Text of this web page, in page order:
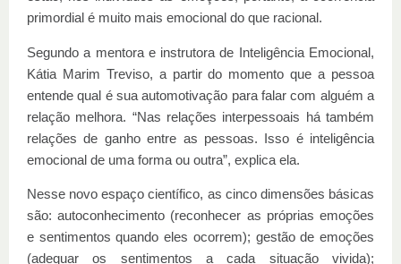
primordial é muito mais emocional do que racional.
Segundo a mentora e instrutora de Inteligência Emocional,
Kátia Marim Treviso, a partir do momento que a pessoa
entende qual é sua automotivação para falar com alguém a
relação melhora. “Nas relações interpessoais há também
relações de ganho entre as pessoas. Isso é inteligência
emocional de uma forma ou outra”, explica ela.
Nesse novo espaço científico, as cinco dimensões básicas
são: autoconhecimento (reconhecer as próprias emoções
e sentimentos quando eles ocorrem); gestão de emoções
(adequar os sentimentos a cada situação vivida);